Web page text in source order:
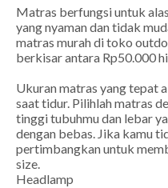
Matras berfungsi untuk
yang nyaman dan tidak
matras murah di toko
berkisar antara Rp50.000
Ukuran matras yang tepat
saat tidur. Pilihlah matras
tinggi tubuhmu dan lebar
dengan bebas. Jika kamu
pertimbangkan untuk
size.
Headlamp